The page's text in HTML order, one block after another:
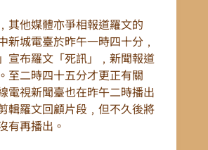
其他媒體亦爭相報道羅文的
新城電臺於昨午一時四十分﹐
宣布羅文「死訊」﹐新聞報道
至二時四十五分才更正有關
電視新聞臺也在昨午二時播出
輯羅文回顧片段﹐但不久後將
有再播出。